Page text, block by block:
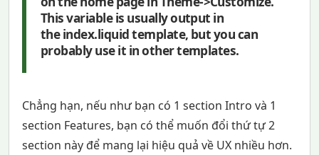
This variable is usually output in
the index.liquid template, but you can
probably use it in other templates.
Chẳng hạn, nếu như bạn có 1 section Intro và 1
section Features, bạn có thể muốn đổi thứ tự 2
section này để mang lại hiệu quả về UX nhiều hơn.